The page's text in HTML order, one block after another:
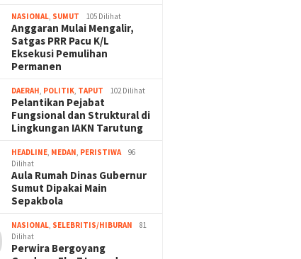
NASIONAL, SUMUT 105 Dilihat
Anggaran Mulai Mengalir,
Satgas PRR Pacu K/L
Eksekusi Pemulihan
Permanen
DAERAH, POLITIK, TAPUT 102 Dilihat
Pelantikan Pejabat
Fungsional dan Struktural di
Lingkungan IAKN Tarutung
HEADLINE, MEDAN, PERISTIWA
96
Dilihat
Aula Rumah Dinas Gubernur
Sumut Dipakai Main
Sepakbola
NASIONAL, SELEBRITIS/HIBURAN
81
Dilihat
Perwira Bergoyang